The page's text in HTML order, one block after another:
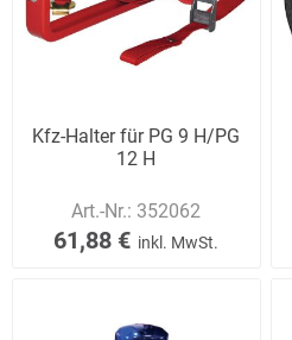
Kfz-Halter für PG 9 H/PG
12 H
Art.-Nr.: 352062
61,88 € inkl. MwSt.